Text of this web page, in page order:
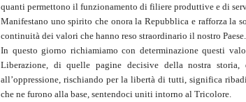
quanti permettono il funzionamento di filiere produttive e di
Manifestano uno spirito che onora la Repubblica e rafforza la
continuità dei valori che hanno reso straordinario il nostro Paese.
In questo giorno richiamiamo con determinazione questi
Liberazione, di quelle pagine decisive della nostra storia,
all’oppressione, rischiando per la libertà di tutti, significa
che ne furono alla base, sentendoci uniti intorno al Tricolore.